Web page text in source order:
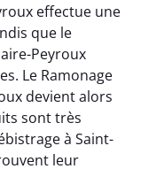
effectue une
que le
Peyroux
Le Ramonage
devient alors
sont très
à Saint-
leur